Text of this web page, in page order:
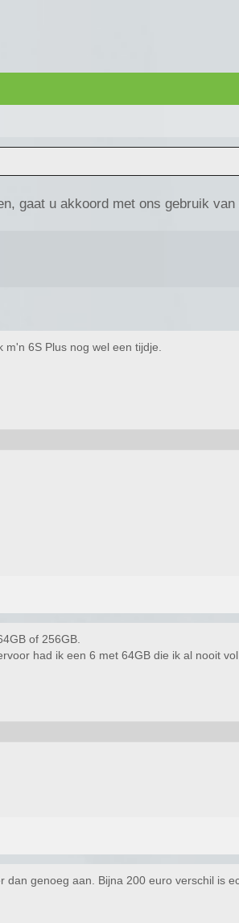
gaat u akkoord met ons gebruik van
6S Plus nog wel een tijdje.
of 256GB.
had ik een 6 met 64GB die ik al nooit vol
genoeg aan. Bijna 200 euro verschil is